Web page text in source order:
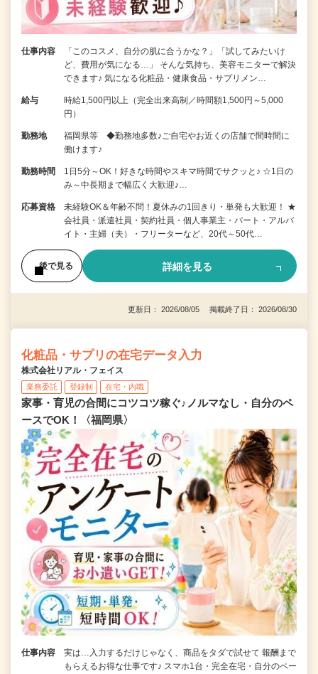
仕事内容
「このコスメ、自分の肌に合うかな？」「試してみたいけ
ど、費用が気になる…」 そんな気持ち、美容モニターで解決
できます♪ 気になる化粧品・健康食品・サプリメン…
給与
時給1,500円以上（完全出来高制／時間額1,500円～5,000
円）
勤務地
福岡県等 ◆勤務地多数♪ご自宅やお近くの店舗で間時間に
働けます♪
勤務時間
1日5分～OK！好きな時間やスキマ時間でサクッと♪ ☆1日の
み～中長期まで幅広く大歓迎♪…
応募資格
未経験OK＆年齢不問！夏休みの1回きり・単発も大歓迎！ ★
会社員・派遣社員・契約社員・個人事業主・パート・アルバ
イト・主婦（夫）・フリーターなど、20代～50代…
後で見る 詳細を見る
更新日： 2026/08/05 掲載終了日： 2026/08/30
化粧品・サプリの在宅データ入力
株式会社リアル・フェイス
業務委託 登録制 在宅・内職
家事・育児の合間にコツコツ稼ぐ♪ノルマなし・自分のペ
ースでOK！〈福岡県〉
仕事内容
実は…入力するだけじゃなく、商品をタダで試せて 報酬まで
もらえるお得な仕事です♪ スマホ1台・完全在宅・自分のペー